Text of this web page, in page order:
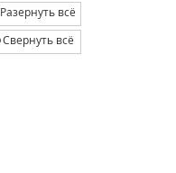
Разернуть всё
Свернуть всё